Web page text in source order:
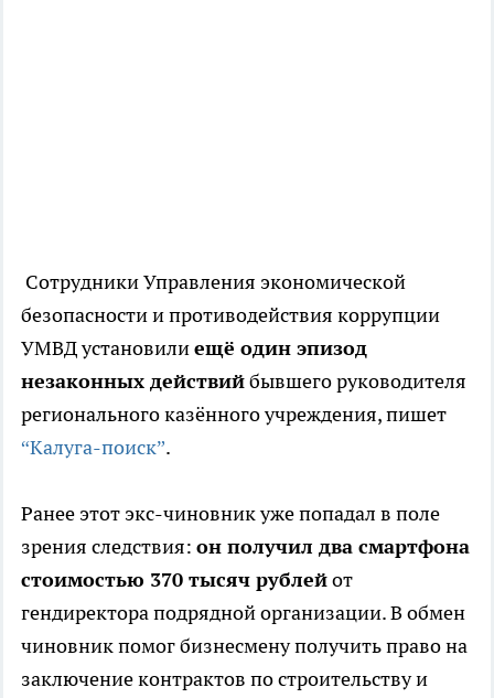
Сотрудники Управления экономической
безопасности и противодействия коррупции
УМВД установилиещё один эпизод
незаконных действийбывшего руководителя
регионального казённого учреждения, пишет
“Калуга-поиск”.
Ранее этот экс-чиновник уже попадал в поле
зрения следствия: он получил два смартфона
стоимостью 370 тысяч рублейот
гендиректора подрядной организации. В обмен
чиновник помог бизнесмену получить право на
заключение контрактов по строительству и